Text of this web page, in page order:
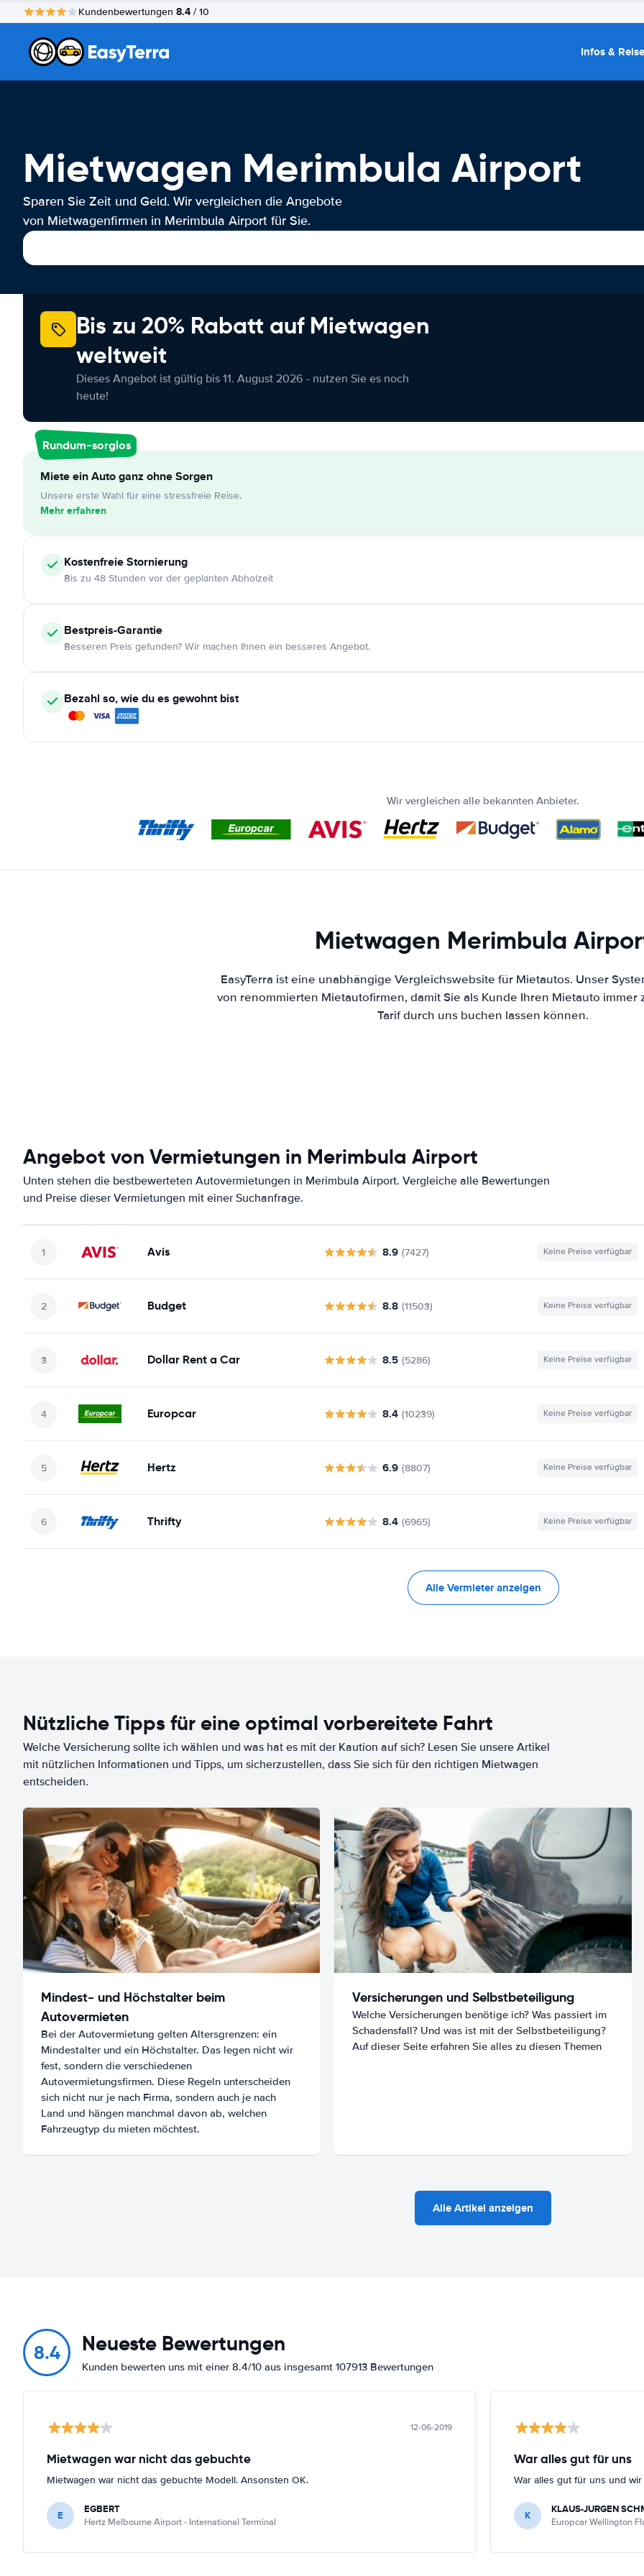
Kundenbewertungen 8.4 / 10
Infos &
Mietwagen Merimbula Airport
Sparen Sie Zeit und Geld. Wir vergleichen die Angebote
von Mietwagenfirmen in Merimbula Airport für Sie.
Bis zu 20% Rabatt auf Mietwagen
weltweit
Dieses Angebot ist gültig bis 11. August 2026 - nutzen Sie es noch
heute!
Rundum-sorglos
Miete ein Auto ganz ohne Sorgen
Unsere erste Wahl für eine stressfreie Reise.
Mehr erfahren
KostenfreieStornierung
Bis zu 48 Stunden vor der geplanten Abholzeit
Bestpreis-Garantie
Besseren Preis gefunden? Wir machen Ihnen ein besseres Angebot.
Bezahl so, wie du es gewohnt bist
Wir vergleichen alle bekannten Anbieter.
Mietwagen Merimbula
EasyTerra ist eine unabhängige Vergleichswebsite für Mietautos. Unser
von renommierten Mietautofirmen, damit Sie als Kunde Ihren Mietauto immer
Tarif durch uns buchen lassen können.
Angebot von Vermietungen in Merimbula Airport
Unten stehen die bestbewerteten Autovermietungen in Merimbula Airport. Vergleiche alle Bewertungen
und Preise dieser Vermietungen mit einer Suchanfrage.
Avis 8.9 (7427) Keine Preise verfügbar
Budget 8.8 (11503) Keine Preise verfügbar
Dollar Rent a Car 8.5 (5286) Keine Preise verfügbar
Europcar 8.4 (10239) Keine Preise verfügbar
Hertz 6.9 (8807) Keine Preise verfügbar
Thrifty 8.4 (6965) Keine Preise verfügbar
Alle Vermieter anzeigen
Nützliche Tipps für eine optimal vorbereitete Fahrt
Welche Versicherung sollte ich wählen und was hat es mit der Kaution auf sich? Lesen Sie unsere Artikel
mit nützlichen Informationen und Tipps, um sicherzustellen, dass Sie sich für den richtigen Mietwagen
entscheiden.
Mindest- und Höchstalter beim
Autovermieten
Bei der Autovermietung gelten Altersgrenzen: ein
Mindestalter und ein Höchstalter. Das legen nicht wir
fest, sondern die verschiedenen
Autovermietungsfirmen. Diese Regeln unterscheiden
sich nicht nur je nach Firma, sondern auch je nach
Land und hängen manchmal davon ab, welchen
Fahrzeugtyp du mieten möchtest.
Versicherungen und Selbstbeteiligung
Welche Versicherungen benötige ich? Was passiert im
Schadensfall? Und was ist mit der Selbstbeteiligung?
Auf dieser Seite erfahren Sie alles zu diesen Themen
Alle Artikel anzeigen
8.4 Neueste Bewertungen
Kunden bewerten uns mit einer 8.4/10 aus insgesamt 107913 Bewertungen
12-06-2019
Mietwagen war nicht das gebuchte
Mietwagen war nicht das gebuchte Modell. Ansonsten OK.
E EGBERT
Hertz Melbourne Airport - International Terminal
War alles gut für uns
War alles gut für uns und
K KLAUS-JURGEN
Europcar Wellington